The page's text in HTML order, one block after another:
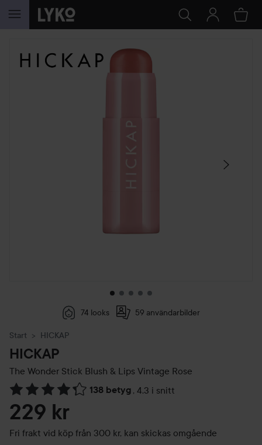
HOPPA TILL INNEHÅLLET
HOPPA ÖVER SEKTIONEN
74 looks 59 användarbilder
Start HICKAP
HICKAP
The Wonder Stick Blush & Lips Vintage Rose
138 betyg , 4.3 i snitt
Hoppa till Betyg & kommentarer
229 kr
Fri frakt vid köp från 300 kr, kan skickas omgående